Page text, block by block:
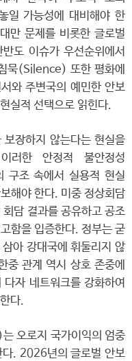
가능성에 대비해야 한
만 문제를 비롯한 글로벌
도 이슈가 우선순위에서
묵(Silence) 또한 평화에
와 주변국의 예민한 안보
실적 선택으로 읽힌다.
장하지 않는다는 현실을
러한 안정적 불안정성
조 속에서 실용적 현실
해야 한다. 미중 정상회담
담 결과를 공유하고 공조
함을 입증한다. 정부는 굳
아 강대국에 휘둘리지 않
중 관계 역시 상호 존중에
자 네트워크를 강화하여
다.
오로지 국가이익의 엄중
다. 2026년의 글로벌 안보